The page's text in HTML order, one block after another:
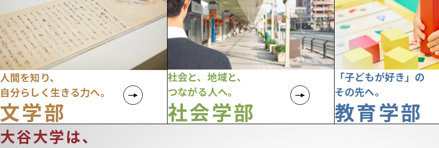
人間を知り、
自分らしく生きる力へ。
文学部
社会と、地域と、
つながる人へ。
社会学部
「子どもが好き」の
その先へ。
教育学部
大谷大学は、